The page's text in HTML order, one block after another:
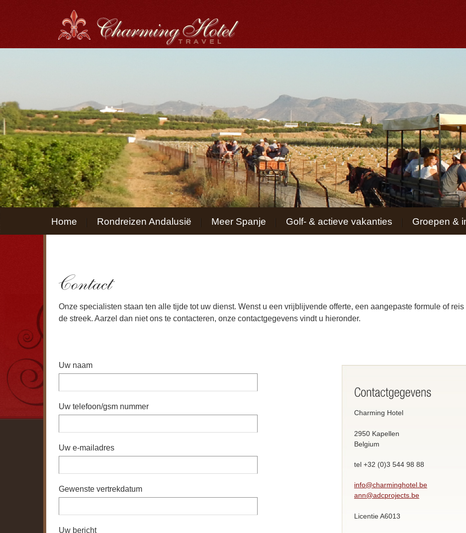
Home Rondreizen Andalusië Meer Spanje Golf- & actieve vakanties Groepen &
Onze specialisten staan ten alle tijde tot uw dienst. Wenst u een vrijblijvende offerte, een aangepaste formule of
de streek. Aarzel dan niet ons te contacteren, onze contactgegevens vindt u hieronder.
Uw naam
Uw telefoon/gsm nummer
Uw e-mailadres
Gewenste vertrekdatum
Uw bericht
Charming Hotel
2950 Kapellen
Belgium
tel +32 (0)3 544 98 88
info@charminghotel.be
ann@adcprojects.be
Licentie A6013